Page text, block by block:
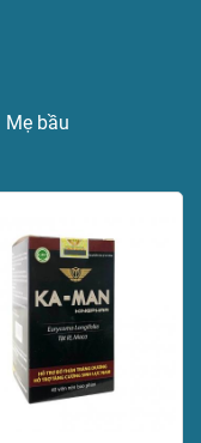
Mẹ bầu